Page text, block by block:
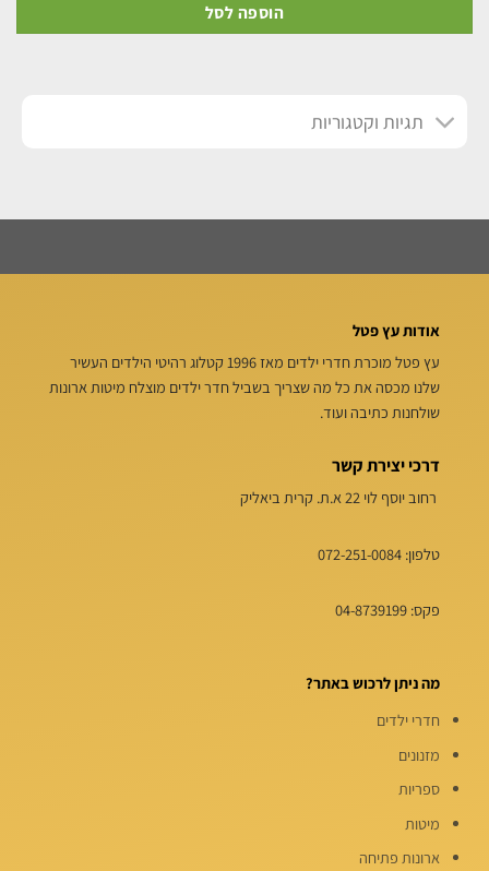
הוספה לסל
תגיות וקטגוריות
אודות עץ פטל
עץ פטל מוכרת חדרי ילדים מאז 1996 קטלוג רהיטי הילדים העשיר
שלנו מכסה את כל מה שצריך בשביל חדר ילדים מוצלח מיטות ארונות
שולחנות כתיבה ועוד.
דרכי יצירת קשר
רחוב יוסף לוי 22 א.ת. קרית ביאליק
טלפון: 072-251-0084
פקס: 04-8739199
מה ניתן לרכוש באתר?
חדרי ילדים
מזנונים
ספריות
מיטות
ארונות פתיחה